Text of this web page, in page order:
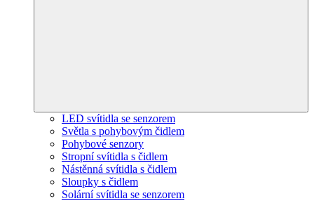
LED svítidla se senzorem
Světla s pohybovým čidlem
Pohybové senzory
Stropní svítidla s čidlem
Nástěnná svítidla s čidlem
Sloupky s čidlem
Solární svítidla se senzorem